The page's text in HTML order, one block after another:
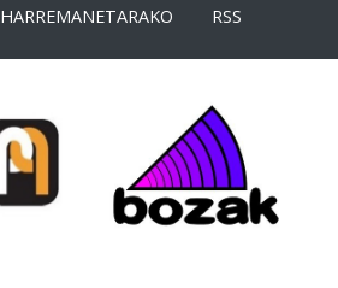
HARREMANETARAKO RSS